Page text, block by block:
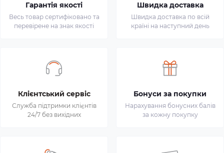
Гарантія якості
Весь товар сертифіковано та
перевірене на знак якості
Швидка доставка
Швидка доставка по всій
країні на наступний день
Клієнтський сервіс
Служба підтримки клієнтів
24/7 без вихідних
Бонуси за покупки
Нарахування бонусних балів
за кожну покупку